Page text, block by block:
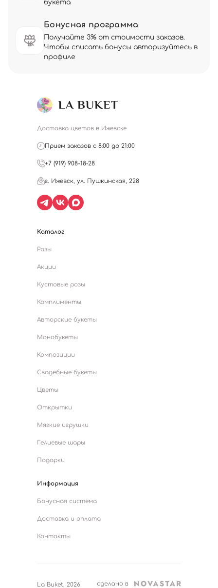
букета
Бонусная программа
Получайте 3% от стоимости заказов.
Чтобы списать бонусы авторизуйтесь в
профиле
Доставка цветов в Ижевске
Прием заказов с 8:00 до 21:00
+7 (919) 908-18-28
г. Ижевск, ул. Пушкинская, 228
Каталог
Розы
Акции
Кустовые розы
Комплименты
Авторские букеты
Монобукеты
Композиции
Свадебные букеты
Цветы
Открытки
Мягкие игрушки
Гелиевые шары
Подарки
Информация
Бонусная система
Доставка и оплата
Контакты
La Buket, 2026